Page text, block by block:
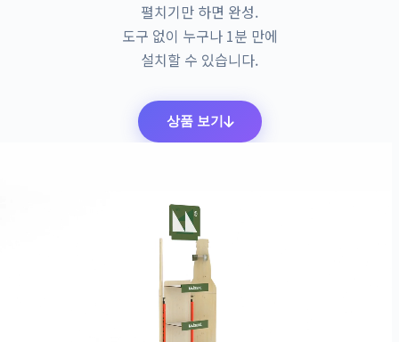
펼치기만 하면 완성.
도구 없이 누구나 1분 만에
설치할 수 있습니다.
상품 보기